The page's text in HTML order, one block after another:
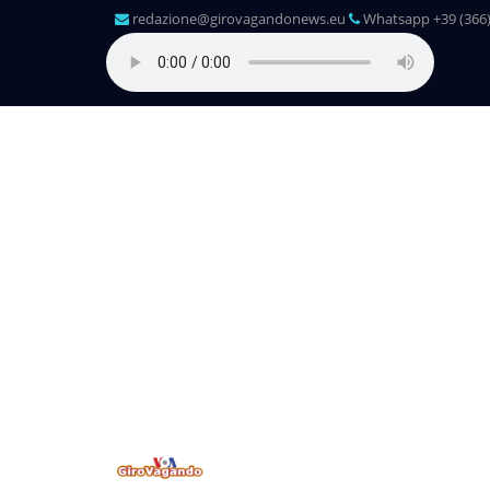
redazione@girovagandonews.eu Whatsapp +39